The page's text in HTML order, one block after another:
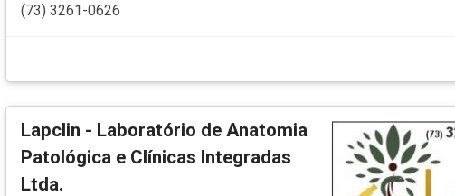
(73) 3261-0626
Lapclin - Laboratório de Anatomia
Patológica e Clínicas Integradas
Ltda.